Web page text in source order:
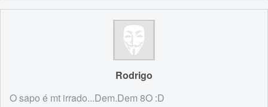
Rodrigo
O sapo é mt irrado...Dem.Dem 8O :D